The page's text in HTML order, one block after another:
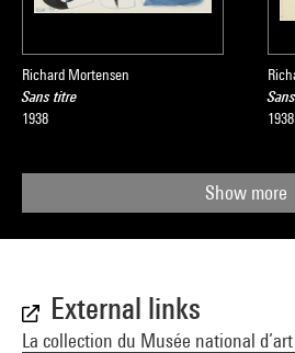
Richard Mortensen
Sans titre
1938
1938
Show more
External links
La collection du Musée national